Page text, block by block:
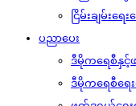
ငြိမ်းချမ်းရ
ပညာပေး
ဒီမိုကရေစီနှင့်
ဒီမိုကရေစီရေး